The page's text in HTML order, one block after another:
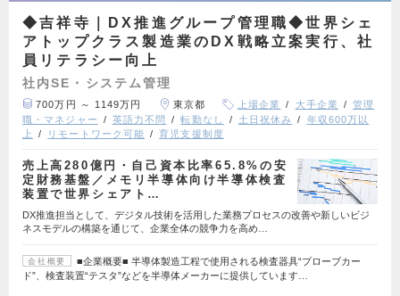
◆吉祥寺｜DX推進グループ管理職◆世界シェ
アトップクラス製造業のDX戦略立案実行、社
員リテラシー向上
社内SE・システム管理
700万円 ～ 1149万円 東京都 上場企業 大手企業
管理
職・マネジャー
英語力不問 転勤なし 土日祝休み
年収600万以
上
リモートワーク可能 育児支援制度
売上高280億円・自己資本比率65.8%の安
定財務基盤／メモリ半導体向け半導体検査
装置で世界シェアト…
DX推進担当として、デジタル技術を活用した業務プロセスの改善や新しいビジ
ネスモデルの構築を通じて、企業全体の競争力を高め…
会社概要
■企業概要■ 半導体製造工程で使用される検査器具“プローブカー
ド”、検査装置“テスタ”などを半導体メーカーに提供しています…